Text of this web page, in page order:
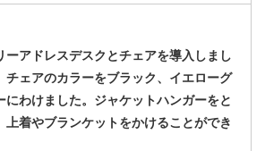
ーアドレスデスクとチェアを導入しまし
チェアのカラーをブラック、イエローグ
にわけました。ジャケットハンガーをと
上着やブランケットをかけることができ